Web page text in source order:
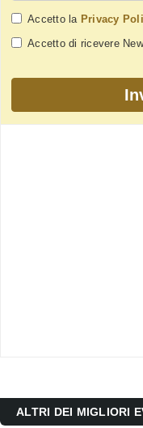
Accetto la Privacy
Accetto di ricevere
ALTRI DEI MIGLIORI